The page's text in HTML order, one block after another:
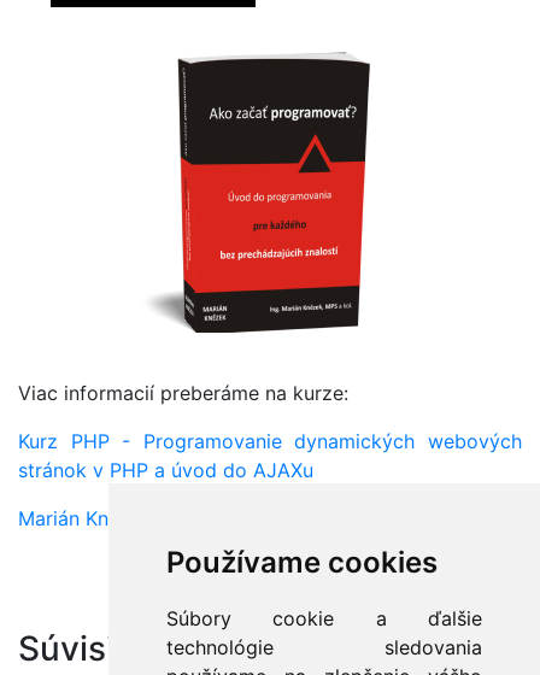
Používame cookies
Súbory cookie a ďalšie
technológie sledovania
Viac informacií preberáme na kurze:
Kurz PHP - Programovanie dynamických webových
stránok v PHP a úvod do AJAXu
Marián Knězek
Súvisiace články: